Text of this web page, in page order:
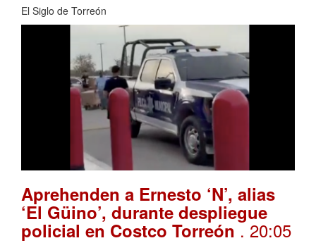
El Siglo de Torreón
Aprehenden a Ernesto ‘N’, alias
‘El Güino’, durante despliegue
policial en Costco Torreón. 20:05